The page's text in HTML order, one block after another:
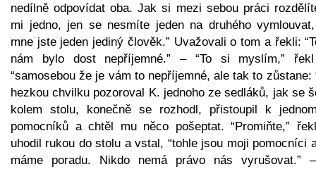
nedílně odpovídat oba. Jak si mezi sebou práci
mi jedno, jen se nesmíte jeden na druhého
mne jste jeden jediný člověk.” Uvažovali o tom a řekli:
nám bylo dost nepříjemné.” – “To si myslím,”
“samosebou že je vám to nepříjemné, ale tak to zůstane:
hezkou chvilku pozoroval K. jednoho ze sedláků, jak se
kolem stolu, konečně se rozhodl, přistoupil k
pomocníků a chtěl mu něco pošeptat. “Promiňte,”
uhodil rukou do stolu a vstal, “tohle jsou moji pomocníci
máme poradu. Nikdo nemá právo nás vyrušovat.”